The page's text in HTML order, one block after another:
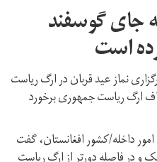
جای گوسفند
است
با برگزاری نماز عید قربان در ارگ ریاست
ارگ ریاست‌ جمهوری برخورد
داخله/کشور افغانستان، گفت